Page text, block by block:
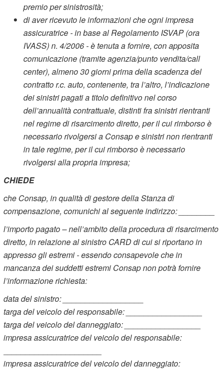
premio per sinistrosità;
di aver ricevuto le informazioni che ogni impresa
assicuratrice - in base al Regolamento ISVAP (ora
IVASS) n. 4/2006 - è tenuta a fornire, con apposita
comunicazione (tramite agenzia/punto vendita/call
center), almeno 30 giorni prima della scadenza del
contratto r.c. auto, contenente, tra l’altro, l’indicazione
dei sinistri pagati a titolo definitivo nel corso
dell’annualità contrattuale, distinti fra sinistri rientranti
nel regime di risarcimento diretto, per il cui rimborso è
necessario rivolgersi a Consap e sinistri non rientranti
in tale regime, per il cui rimborso è necessario
rivolgersi alla propria impresa;
CHIEDE
che Consap, in qualità di gestore della Stanza di
compensazione, comunichi al seguente indirizzo: ________
l’importo pagato – nell’ambito della procedura di risarcimento
diretto, in relazione al sinistro CARD di cui si riportano in
appresso gli estremi - essendo consapevole che in
mancanza dei suddetti estremi Consap non potrà fornire
l’informazione richiesta:
data del sinistro: __________________
targa del veicolo del responsabile: _________________
targa del veicolo del danneggiato: _________________
impresa assicuratrice del veicolo del responsabile:
impresa assicuratrice del veicolo del danneggiato: